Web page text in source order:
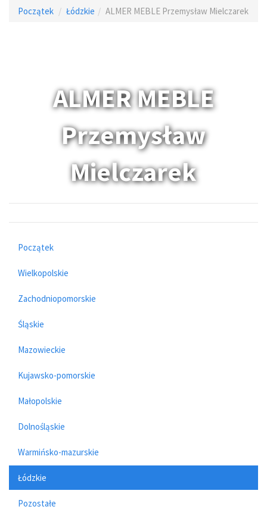
Początek Łódzkie ALMER MEBLE Przemysław Mielczarek
ALMER MEBLE
Przemysław
Mielczarek
Początek
Wielkopolskie
Zachodniopomorskie
Śląskie
Mazowieckie
Kujawsko-pomorskie
Małopolskie
Dolnośląskie
Warmińsko-mazurskie
Łódzkie
Pozostałe